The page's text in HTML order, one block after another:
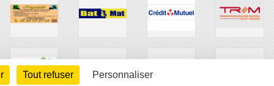
Tout refuser Personnaliser